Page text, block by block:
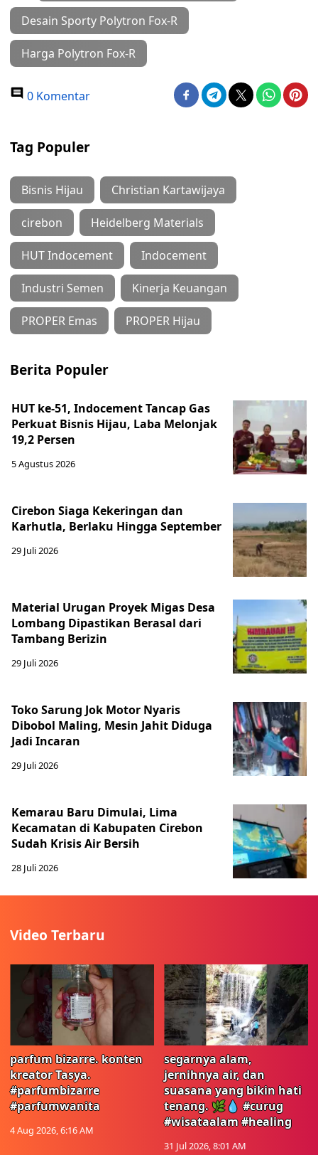
Desain Sporty Polytron Fox-R
Harga Polytron Fox-R
0 Komentar
Tag Populer
Bisnis Hijau Christian Kartawijaya
cirebon Heidelberg Materials
HUT Indocement Indocement
Industri Semen Kinerja Keuangan
PROPER Emas PROPER Hijau
Berita Populer
HUT ke-51, Indocement Tancap Gas
Perkuat Bisnis Hijau, Laba Melonjak
19,2 Persen
5 Agustus 2026
Cirebon Siaga Kekeringan dan
Karhutla, Berlaku Hingga September
29 Juli 2026
Material Urugan Proyek Migas Desa
Lombang Dipastikan Berasal dari
Tambang Berizin
29 Juli 2026
Toko Sarung Jok Motor Nyaris
Dibobol Maling, Mesin Jahit Diduga
Jadi Incaran
29 Juli 2026
Kemarau Baru Dimulai, Lima
Kecamatan di Kabupaten Cirebon
Sudah Krisis Air Bersih
28 Juli 2026
Video Terbaru
parfum bizarre. konten
kreator Tasya.
#parfumbizarre
#parfumwanita
4 Aug 2026, 6:16 AM
segarnya alam,
jernihnya air, dan
suasana yang bikin hati
tenang. 🌿💧 #curug
#wisataalam #healing
31 Jul 2026, 8:01 AM